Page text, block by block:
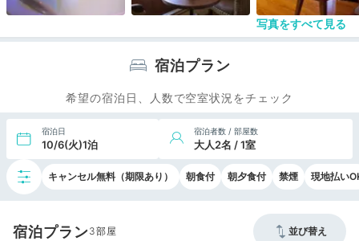
写真をすべて見る
宿泊プラン
希望の宿泊日、人数で空室状況をチェック
宿泊日
10/6(火)1泊
宿泊者数 / 部屋数
大人2名 / 1室
キャンセル無料（期限あり） 朝食付 朝夕食付 禁煙 現地払い
宿泊プラン3 並び替え